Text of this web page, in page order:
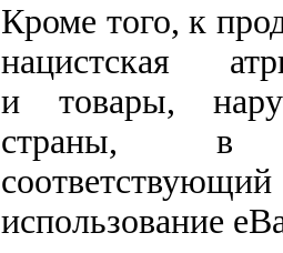
Кроме того, к
нацистская
и товары,
страны, в
использование